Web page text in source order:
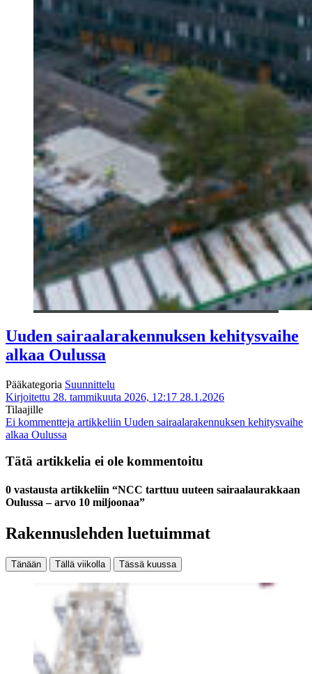
Uuden sairaalarakennuksen kehitysvaihe
alkaa Oulussa
Pääkategoria Suunnittelu
Kirjoitettu 28. tammikuuta 2026, 12:17 28.1.2026
Tilaajille
Ei kommentteja artikkeliin Uuden sairaalarakennuksen kehitysvaihe
alkaa Oulussa
Tätä artikkelia ei ole kommentoitu
0 vastausta artikkeliin “NCC tarttuu uuteen sairaalaurakkaan
Oulussa – arvo 10 miljoonaa”
Rakennuslehden luetuimmat
Tänään Tällä viikolla Tässä kuussa